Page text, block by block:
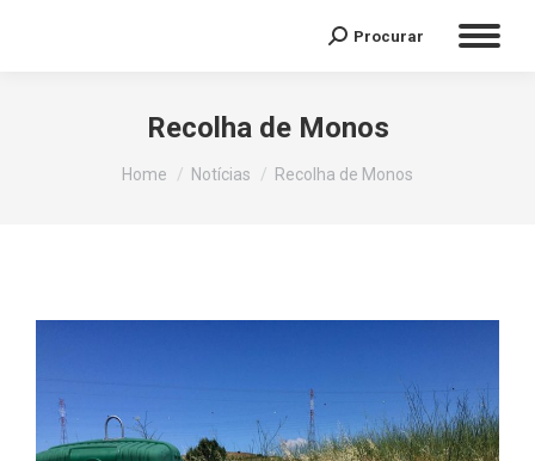
Procurar
Recolha de Monos
You are here:
Home Notícias Recolha de Monos